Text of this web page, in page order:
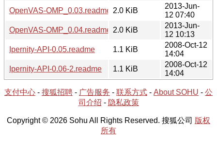
OpenVAS-OMP_0.03.readme
2.0 KiB
2013-Jun-
12 07:40
OpenVAS-OMP_0.04.readme
2.0 KiB
2013-Jun-
12 10:13
Ipernity-API-0.05.readme
1.1 KiB
2008-Oct-12
14:04
Ipernity-API-0.06-2.readme
1.1 KiB
2008-Oct-12
14:04
支付中心 - 搜狐招聘 - 广告服务 - 联系方式 - About SOHU - 公
司介绍 - 隐私政策
Copyright © 2026 Sohu All Rights Reserved. 搜狐公司 版权
所有